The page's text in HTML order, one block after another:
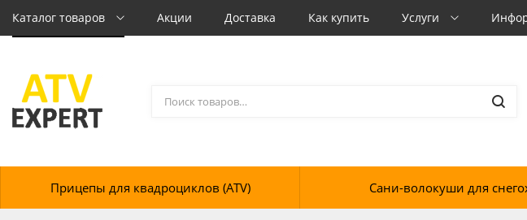
Каталог товаров Акции Доставка Как купить Услуги
Прицепы для квадроциклов (ATV) Сани-волокуши для